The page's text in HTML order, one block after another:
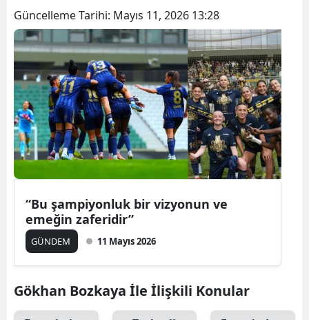
Güncelleme Tarihi: Mayıs 11, 2026 13:28
“Bu şampiyonluk bir vizyonun ve
emeğin zaferidir”
GÜNDEM 11 Mayıs 2026
Gökhan Bozkaya İle İlişkili Konular